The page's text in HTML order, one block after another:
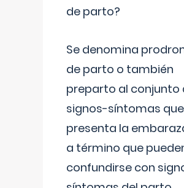
de parto?
Se denomina
de parto o también
preparto al conjunto
signos-síntomas que
presenta la
a término que
confundirse con